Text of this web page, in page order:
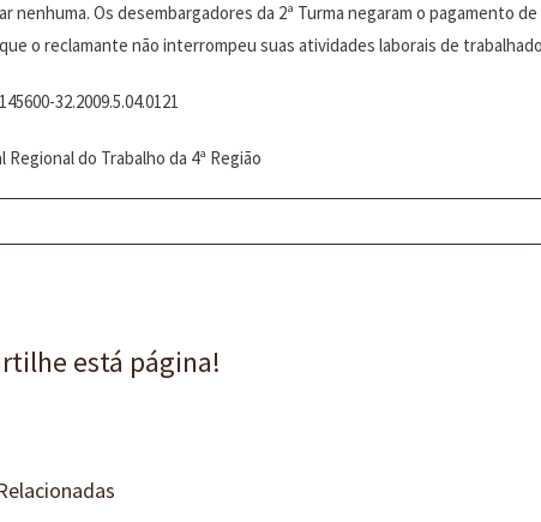
nenhuma. Os desembargadores da 2ª Turma negaram o pagamento
o reclamante não interrompeu suas atividades laborais de
32.2009.5.04.0121
Regional do Trabalho da 4ª Região
está página!